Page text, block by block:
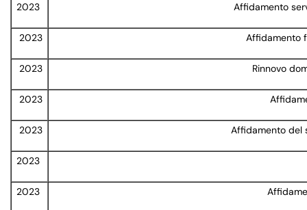
2023 Affidamento
2023 Affidamento
2023 Rinnovo
2023
2023 Affidamento del
2023
2023